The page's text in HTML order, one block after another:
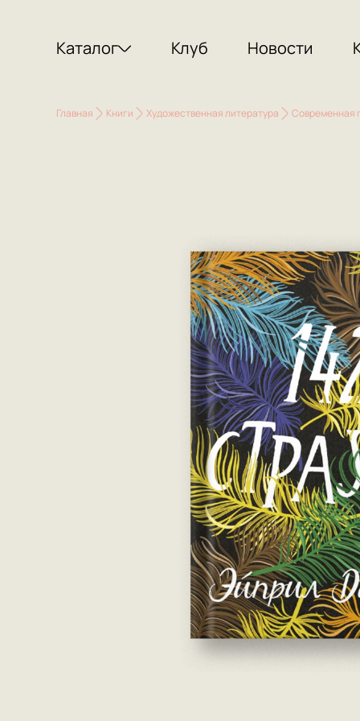
Каталог Клуб Новости
Главная Книги Художественная литература Современная